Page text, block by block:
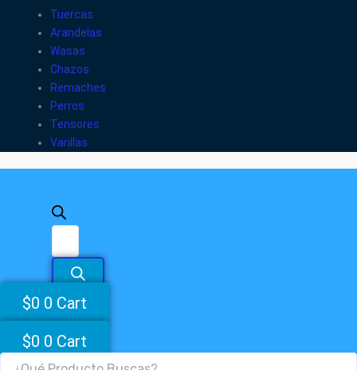
Tuercas
Arandelas
Wasas
Chazos
Remaches
Perros
Tensores
Varillas
$0 0 Cart
$0 0 Cart